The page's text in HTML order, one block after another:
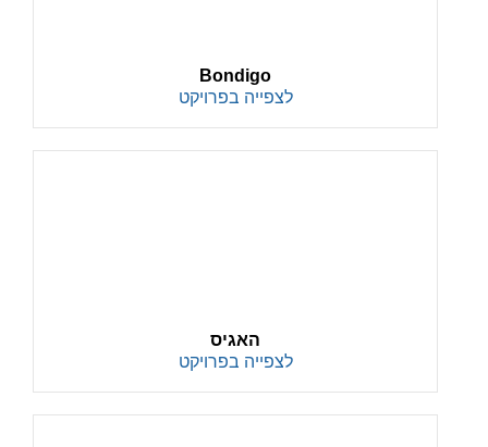
Bondigo
לצפייה בפרויקט
האגיס
לצפייה בפרויקט